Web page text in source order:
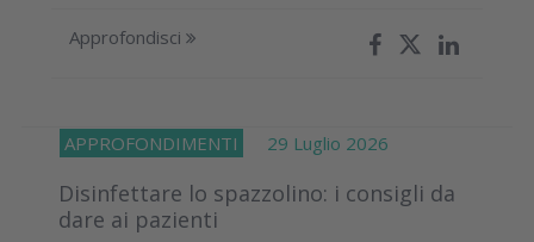
Approfondisci
APPROFONDIMENTI 29 Luglio 2026
Disinfettare lo spazzolino: i consigli da
dare ai pazienti